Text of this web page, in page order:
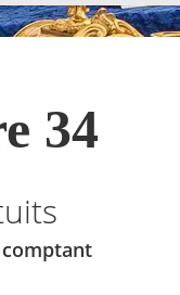
34